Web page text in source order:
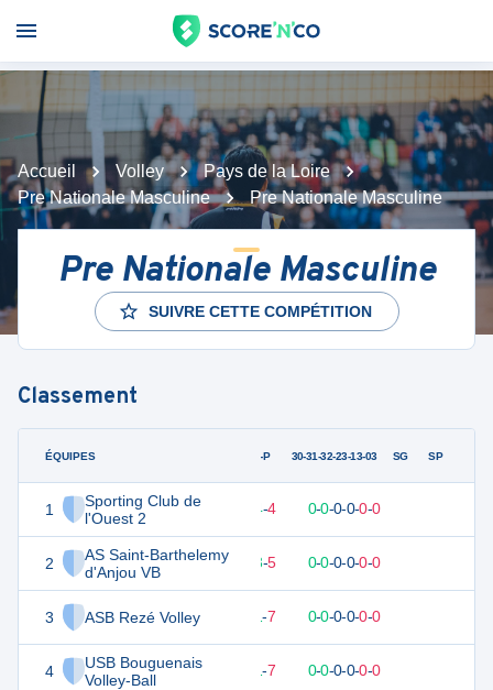
Accueil Volley
Pays de la Loire
Pre Nationale Masculine
Pre Nationale Masculine
Pre Nationale Masculine
SUIVRE CETTE COMPÉTITION
Classement
ÉQUIPES
1
Sporting Club de
l'Ouest 2
2
AS Saint-Barthelemy
d'Anjou VB
3 ASB Rezé Volley
4
USB Bouguenais
Volley-Ball
G-P 30-31-32-23-13-03 SG SP
41 14-4 0-0-0-0-0-0
38 18 13-5 0-0-0-0-0-0
34 11-7 0-0-0-0-0-0
33 11-7 0-0-0-0-0-0